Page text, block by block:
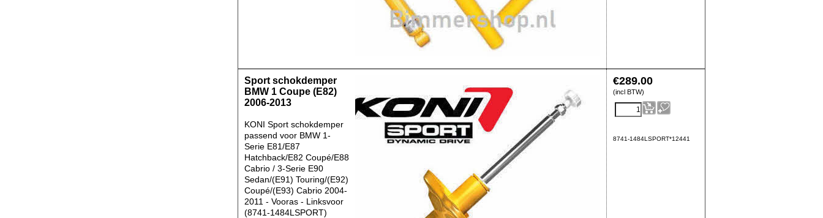
€289.00
(incl BTW)
8741-1484LSPORT*12441
Sport schokdemper
BMW 1 Coupe (E82)
2006-2013
KONI Sport schokdemper
passend voor BMW 1-
Serie E81/E87
Hatchback/E82 Coupé/E88
Cabrio / 3-Serie E90
Sedan/(E91) Touring/(E92)
Coupé/(E93) Cabrio 2004-
2011 - Vooras - Linksvoor
(8741-1484LSPORT)